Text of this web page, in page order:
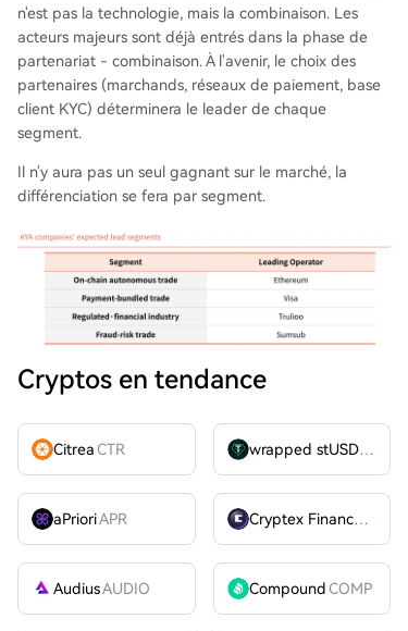
n'est pas la technologie, mais la combinaison. Les
acteurs majeurs sont déjà entrés dans la phase de
partenariat - combinaison. À l'avenir, le choix des
partenaires (marchands, réseaux de paiement, base
client KYC) déterminera le leader de chaque
segment.
Il n'y aura pas un seul gagnant sur le marché, la
différenciation se fera par segment.
Cryptos en tendance
CitreaCTR wrapped stUSDT
aPrioriAPR Cryptex FinanceCTX
AudiusAUDIO CompoundCOMP